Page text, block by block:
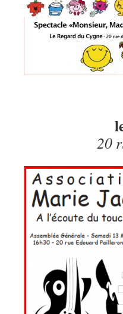
20